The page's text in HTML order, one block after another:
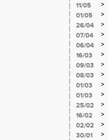
11/05
>
01/05
>
26/04
>
07/04
>
06/04
>
16/03
>
09/03
>
08/03
>
01/03
>
01/03
>
25/02
>
16/02
>
02/02
>
30/01
>